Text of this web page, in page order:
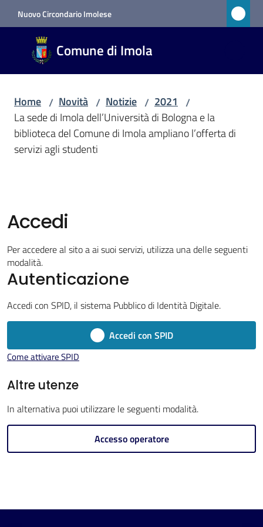
Vai al contenuto
Vai alla navigazione
Vai al footer
Nuovo Circondario Imolese
Comune di Imola
Comune
di Imola
RETE
Amministrazione
Servizi
Vivere
Imola
V
i
s
t
a
o
Home / Novità / Notizie / 2021 /
La sede di Imola dell’Università di Bologna e la
biblioteca del Comune di Imola ampliano l’offerta di
servizi agli studenti
Accedi
Per accedere al sito a ai suoi servizi, utilizza una delle seguenti
modalità.
Autenticazione
Accedi con SPID, il sistema Pubblico di Identità Digitale.
Accedi con SPID
Come attivare SPID
Altre utenze
In alternativa puoi utilizzare le seguenti modalità.
Accesso operatore